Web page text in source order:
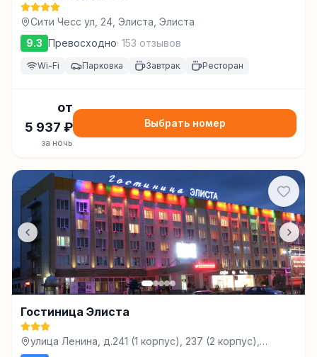
Сити Чесс ул, 24, Элиста, Элиста
9.3 Превосходно· 153 отзывов
Wi-Fi Парковка Завтрак Ресторан
от
5 937 ₽
за ночь
Выбрать номер
Гостиница Элиста
улица Ленина, д.241 (1 корпус), 237 (2 корпус),